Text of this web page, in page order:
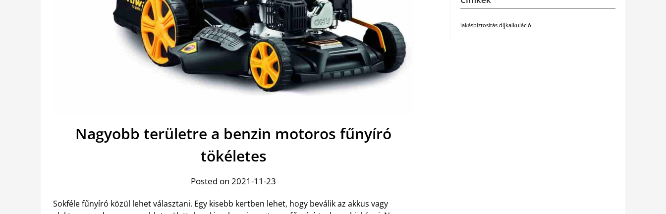
Nagyobb területre a benzin motoros fűnyíró
tökéletes
Posted on 2021-11-23
Sokféle fűnyíró közül lehet választani. Egy kisebb kertben lehet, hogy beválik az akkus vagy
lakásbiztosítás díjkalkuláció